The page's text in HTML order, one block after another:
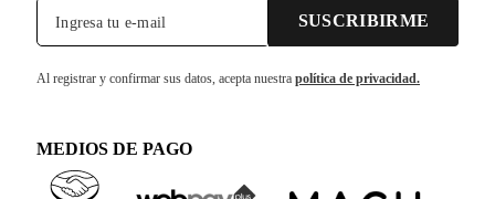
SUSCRIBIRME
Al registrar y confirmar sus datos, acepta nuestra política de privacidad.
MEDIOS DE PAGO